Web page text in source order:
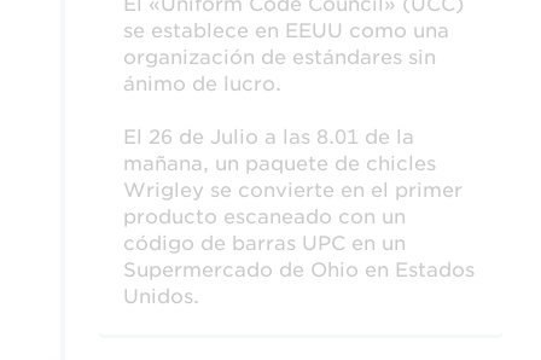
se establece en EEUU como una
organización de estándares sin
ánimo de lucro.
El 26 de Julio a las 8.01 de la
mañana, un paquete de chicles
Wrigley se convierte en el primer
producto escaneado con un
código de barras UPC en un
Supermercado de Ohio en Estados
Unidos.